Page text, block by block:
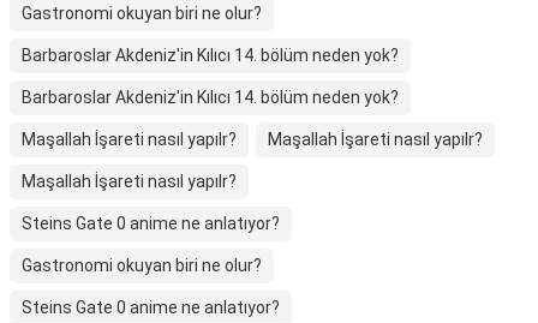
Gastronomi okuyan biri ne olur?
Barbaroslar Akdeniz'in Kılıcı 14. bölüm neden yok?
Barbaroslar Akdeniz'in Kılıcı 14. bölüm neden yok?
Maşallah İşareti nasıl yapılr? Maşallah İşareti nasıl yapılr?
Maşallah İşareti nasıl yapılr?
Steins Gate 0 anime ne anlatıyor?
Gastronomi okuyan biri ne olur?
Steins Gate 0 anime ne anlatıyor?